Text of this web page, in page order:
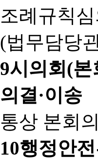
조례규칙
(법무담당
9시의회(본
의결·이송
통상 본회
10행정안